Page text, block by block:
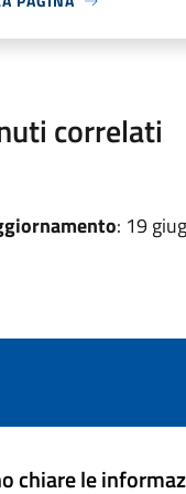
correlati
: 19
chiare le